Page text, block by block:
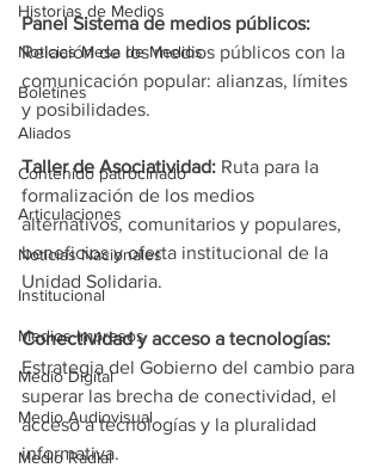
Historias de Medios
Noticias Mesa de Medios
Boletines
Aliados
Contenido patrocinado
Articulaciones
Noticias Nacionales
Institucional
Medios Impresos
Medio Digital
Medio Audiovisual
Medio Radial
Panel Sistema de medios públicos:
Relación de los medios públicos con la
comunicación popular: alianzas, límites
y posibilidades.
Taller de Asociatividad: Ruta para la
formalización de los medios
alternativos, comunitarios y populares,
beneficios y oferta institucional de la
Unidad Solidaria.
Conectividad y acceso a tecnologías:
Estrategia del Gobierno del cambio para
superar las brecha de conectividad, el
acceso a tecnologías y la pluralidad
informativa.